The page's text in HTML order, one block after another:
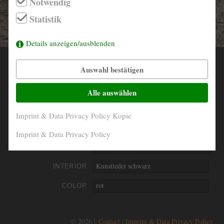
YEAR 1966
61.670 Km original
INTERIOR Kunstleder schwarz
COLOR rot
© 2026 | Contact Imprint & Data Privacy Policy
Statistik
Details anzeigen/ausblenden
Auswahl bestätigen
Alle auswählen
Imprint & Data Privacy Policy Kopie
Imprint & Data Privacy Policy